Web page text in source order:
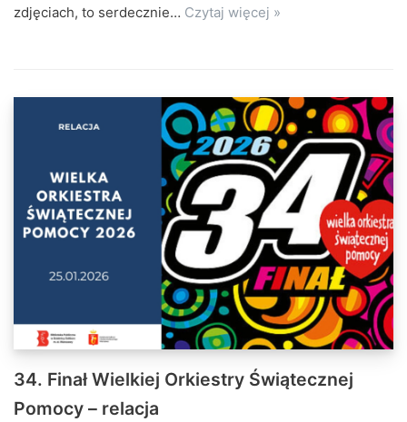
zdjęciach, to serdecznie… Czytaj więcej »
34. Finał Wielkiej Orkiestry Świątecznej
Pomocy – relacja